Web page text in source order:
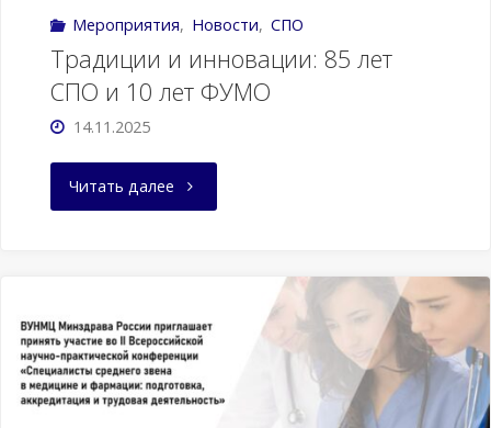
Мероприятия, Новости, СПО
Традиции и инновации: 85 лет
СПО и 10 лет ФУМО
14.11.2025
Читать далее"Традиции
85